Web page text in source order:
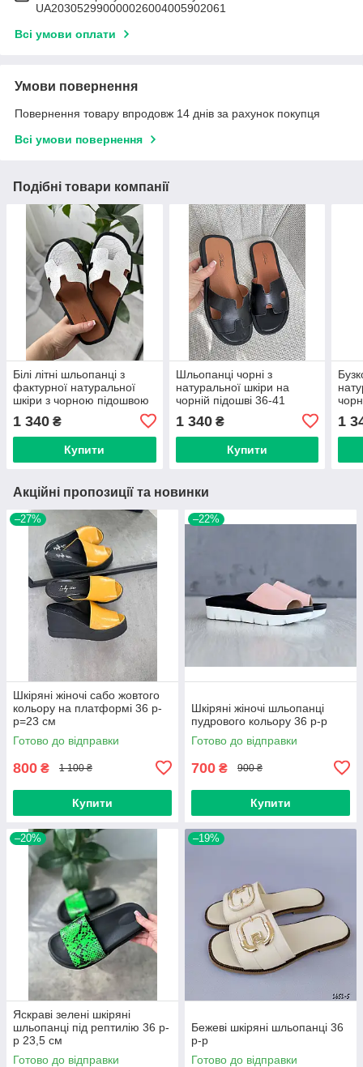
UA203052990000026004005902061
Всі умови оплати
Умови повернення
Повернення товару впродовж 14 днів за рахунок покупця
Всі умови повернення
Подібні товари компанії
Білі літні шльопанці з
фактурної натуральної
шкіри з чорною підошвою
1 340 ₴
Купити
Шльопанці чорні з
натуральної шкіри на
чорній підошві 36-41
1 340₴
Купити
1
Акційні пропозиції та новинки
–27%
Шкіряні жіночі сабо жовтого
кольору на платформі 36 р-
р=23 см
Готово до відправки
800 ₴ 1 100 ₴
Купити
–22%
Шкіряні жіночі шльопанці
пудрового кольору 36 р-р
Готово до відправки
700 ₴ 900 ₴
Купити
–20%
Яскраві зелені шкіряні
шльопанці під рептилію 36 р-
р 23,5 см
Готово до відправки
–19%
Бежеві шкіряні шльопанці 36
р-р
Готово до відправки